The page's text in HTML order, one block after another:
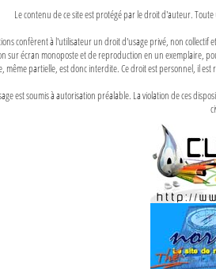
Le contenu de ce site est protégé par le droit d'auteur.
confèrent à l'utilisateur un droit d'usage privé, non
sur écran monoposte et de reproduction en un exemplaire,
même partielle, est donc interdite. Ce droit est personnel, il
est soumis à autorisation préalable. La violation de ces